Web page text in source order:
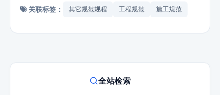
关联标签： 其它规范规程 工程规范 施工规范
全站检索